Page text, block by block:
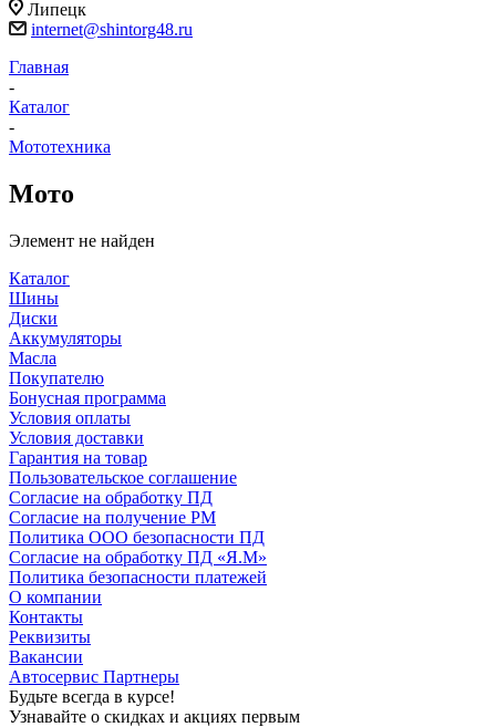
Липецк
internet@shintorg48.ru
Главная
-
Каталог
-
Мототехника
Мото
Элемент не найден
Каталог
Шины
Диски
Аккумуляторы
Масла
Покупателю
Бонусная программа
Условия оплаты
Условия доставки
Гарантия на товар
Пользовательское соглашение
Согласие на обработку ПД
Согласие на получение РМ
Политика ООО безопасности ПД
Согласие на обработку ПД «Я.М»
Политика безопасности платежей
О компании
Контакты
Реквизиты
Вакансии
Автосервис Партнеры
Будьте всегда в курсе!
Узнавайте о скидках и акциях первым